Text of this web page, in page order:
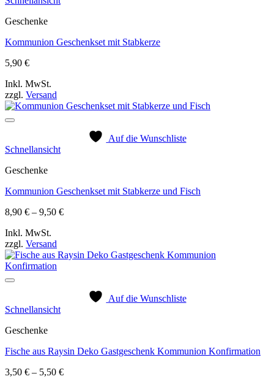
Geschenke
Kommunion Geschenkset mit Stabkerze
5,90 €
Inkl. MwSt.
zzgl. Versand
Auf die Wunschliste
Schnellansicht
Geschenke
Kommunion Geschenkset mit Stabkerze und Fisch
8,90 € – 9,50 €Preisspanne:
Inkl. MwSt.
zzgl. Versand
Auf die Wunschliste
Schnellansicht
Geschenke
Fische aus Raysin Deko Gastgeschenk Kommunion Konfirmation
3,50 € – 5,50 €Preisspanne: